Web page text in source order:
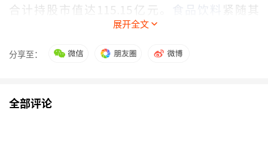
合计持股市值达115.15亿元。
食品饮料 紧随其
后，同期百亿级私募合计出现在10家食品饮料行
业上市公司前十大流通股股东名单中，合计持股市
值达93.91亿元。另外，百亿级私募对电子、
也均超50亿元。
展开全文
分享至：
全部评论